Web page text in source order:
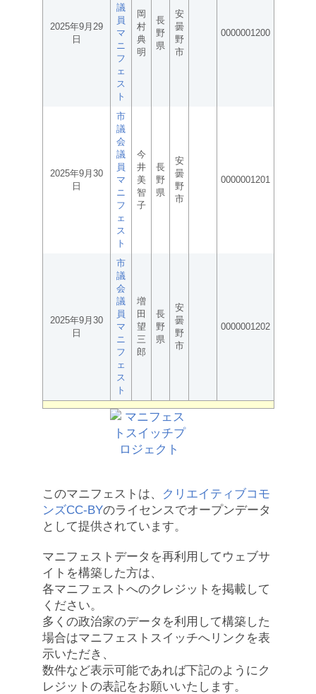
2025年9月29
日
議
員
マ
ニ
フ
ェ
ス
ト
岡
村
典
明
長
野
県
安
曇
野
市
0000001200
2025年9月30
日
市
議
会
議
員
マ
ニ
フ
ェ
ス
ト
今
井
美
智
子
長
野
県
安
曇
野
市
0000001201
2025年9月30
日
市
議
会
議
員
マ
ニ
フ
ェ
ス
ト
増
田
望
三
郎
長
野
県
安
曇
野
市
0000001202
このマニフェストは、
クリエイティブコモ
ンズCC-BYのライセンスでオープンデータ
として提供されています。
マニフェストデータを再利用してウェブサ
イトを構築した方は、
各マニフェストへのクレジットを掲載して
ください。
多くの政治家のデータを利用して構築した
場合はマニフェストスイッチへリンクを表
示いただき、
数件など表示可能であれば下記のようにク
レジットの表記をお願いいたします。